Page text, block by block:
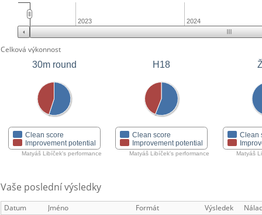
2023 2024
Celková výkonnost
30m round
Clean score
Improvement potential
Matyáš Libíček's performance
H18
Clean score
Improvement potential
Matyáš Libíček's performance
Clean
Matyáš
Vaše poslední výsledky
Datum Jméno Formát Výsledek